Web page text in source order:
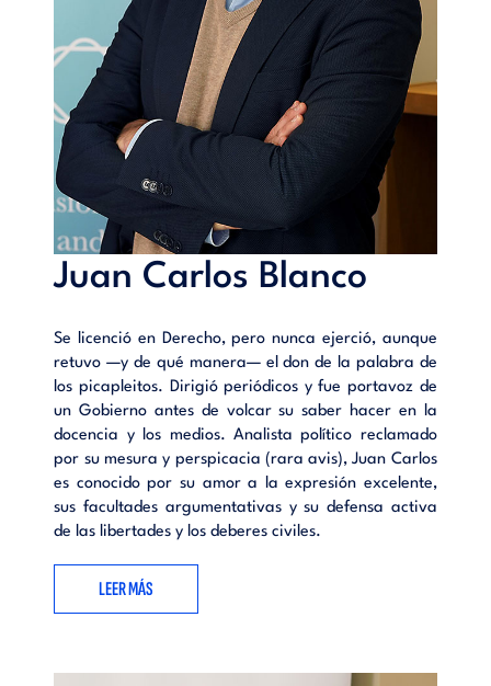
Juan Carlos Blanco
Se licenció en Derecho, pero nunca ejerció, aunque
retuvo —y de qué manera— el don de la palabra de
los picapleitos. Dirigió periódicos y fue portavoz de
un Gobierno antes de volcar su saber hacer en la
docencia y los medios. Analista político reclamado
por su mesura y perspicacia (rara avis), Juan Carlos
es conocido por su amor a la expresión excelente,
sus facultades argumentativas y su defensa activa
de las libertades y los deberes civiles.
LEER MÁS